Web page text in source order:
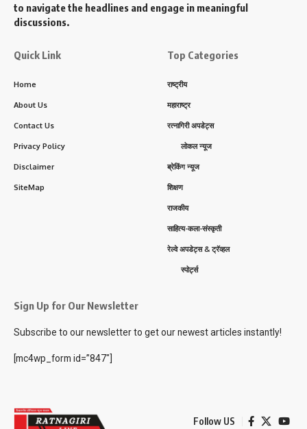
to navigate the headlines and engage in meaningful
discussions.
Quick Link
Home
About Us
Contact Us
Privacy Policy
Disclaimer
SiteMap
Top Categories
राष्ट्रीय
महाराष्ट्र
रत्नागिरी अपडेट्स
लोकल न्यूज
ब्रेकिंग न्यूज
शिक्षण
राजकीय
साहित्य-कला-संस्कृती
रेल्वे अपडेट्स & ट्रॅव्हल
स्पोर्ट्स
Sign Up for Our Newsletter
Subscribe to our newsletter to get our newest articles instantly!
[mc4wp_form id=”847″]
Follow US